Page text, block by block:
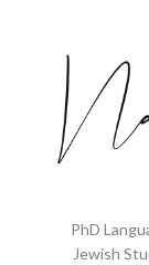
PhD
Jewish